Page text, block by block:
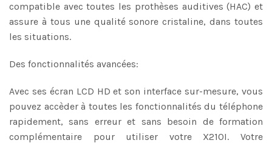
compatible avec toutes les prothèses auditives (HAC) et
assure à tous une qualité sonore cristaline, dans toutes
les situations.
Des fonctionnalités avancées:
Avec ses écran LCD HD et son interface sur-mesure, vous
pouvez accèder à toutes les fonctionnalités du téléphone
rapidement, sans erreur et sans besoin de formation
complémentaire pour utiliser votre X210I. Votre